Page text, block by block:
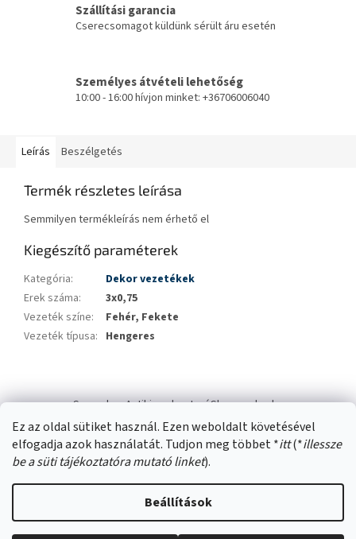
Ez az oldal sütiket használ. Ezen weboldalt követésével
elfogadja azok használatát. Tudjon meg többet *itt(*illessze
be a süti tájékoztatóra mutató linket).
Beállítások
Szállítási garancia
Cserecsomagot küldünk sérült áru esetén
Személyes átvételi lehetőség
10:00 - 16:00 hívjon minket: +36706006040
Leírás Beszélgetés
Termék részletes leírása
Semmilyen termékleírás nem érhető el
Kiegészítő paraméterek
Kategória:
Dekor vezetékek
Erek száma:
3x0,75
Vezeték színe:
Fehér, Fekete
Vezeték típusa: Hengeres
á
Swana.hu Antikizzo.hu IzzóShop solyo.hu
Shoptet készítette